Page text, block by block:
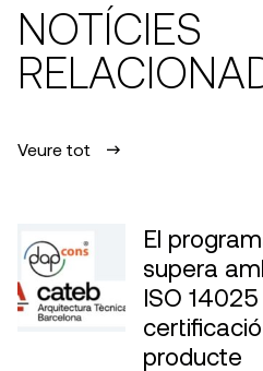
NOTÍCIES
Veure tot
El
supera
ISO
producte